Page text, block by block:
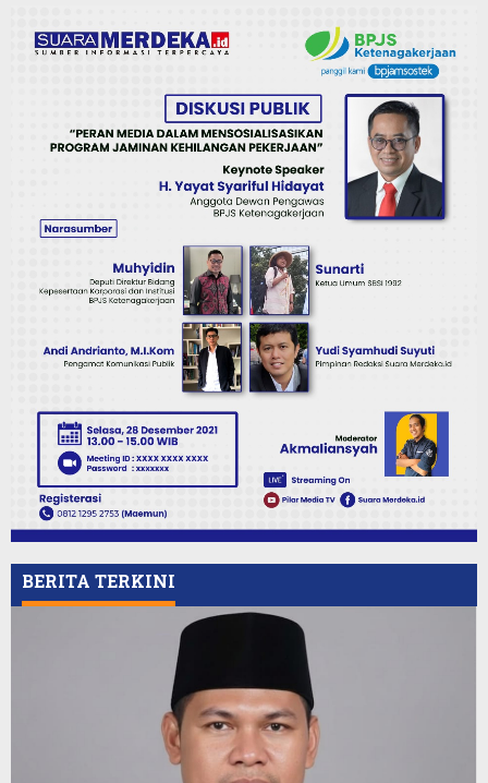
BERITA TERKINI